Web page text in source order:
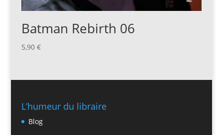
Batman Rebirth 06
5,90 €
L’humeur du libraire
Blog